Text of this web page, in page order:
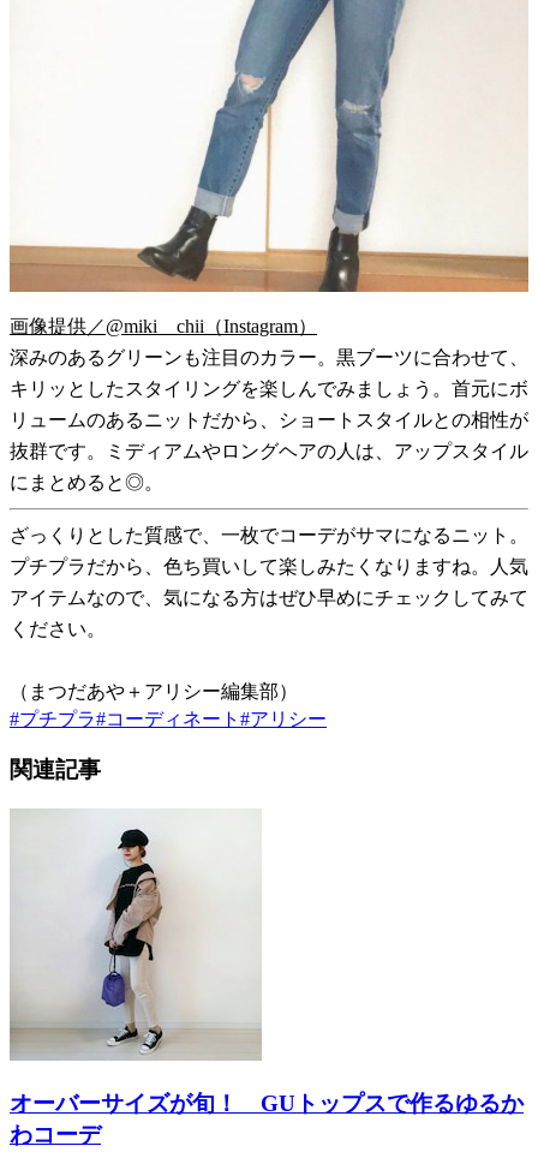
画像提供／@miki__chii（Instagram）
深みのあるグリーンも注目のカラー。黒ブーツに合わせて、
キリッとしたスタイリングを楽しんでみましょう。首元にボ
リュームのあるニットだから、ショートスタイルとの相性が
抜群です。ミディアムやロングヘアの人は、アップスタイル
にまとめると◎。
ざっくりとした質感で、一枚でコーデがサマになるニット。
プチプラだから、色ち買いして楽しみたくなりますね。人気
アイテムなので、気になる方はぜひ早めにチェックしてみて
ください。
（まつだあや＋アリシー編集部）
#プチプラ#コーディネート #アリシー
関連記事
オーバーサイズが旬！ GUトップスで作るゆるか
わコーデ